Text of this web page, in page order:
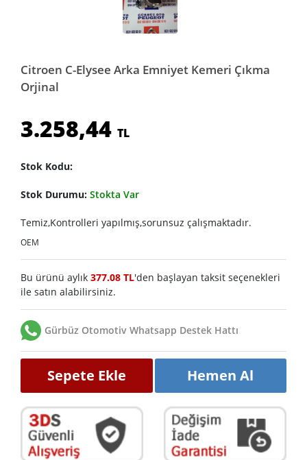
Citroen C-Elysee Arka Emniyet Kemeri Çıkma
Orjinal
3.258,44 TL
Stok Kodu:
Stok Durumu: Stokta Var
Temiz,Kontrolleri yapılmış,sorunsuz çalışmaktadır.
OEM
Bu ürünü aylık 377.08 TL'den başlayan taksit seçenekleri
ile satın alabilirsiniz.
Gürbüz Otomotiv Whatsapp Destek Hattı
Sepete Ekle Hemen Al